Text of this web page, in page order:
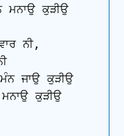
ਮਨਾਉ ਕੁੜੀਉ
ਨੀ,
ਜਾਉ ਕੁੜੀਉ
ਕੁੜੀਉ